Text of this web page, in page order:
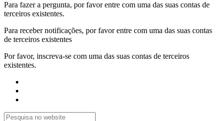
Para fazer a pergunta, por favor entre com uma das suas contas de
terceiros existentes.
Para receber notificações, por favor entre com uma das suas contas
de terceiros existentes
Por favor, inscreva-se com uma das suas contas de terceiros
existentes.